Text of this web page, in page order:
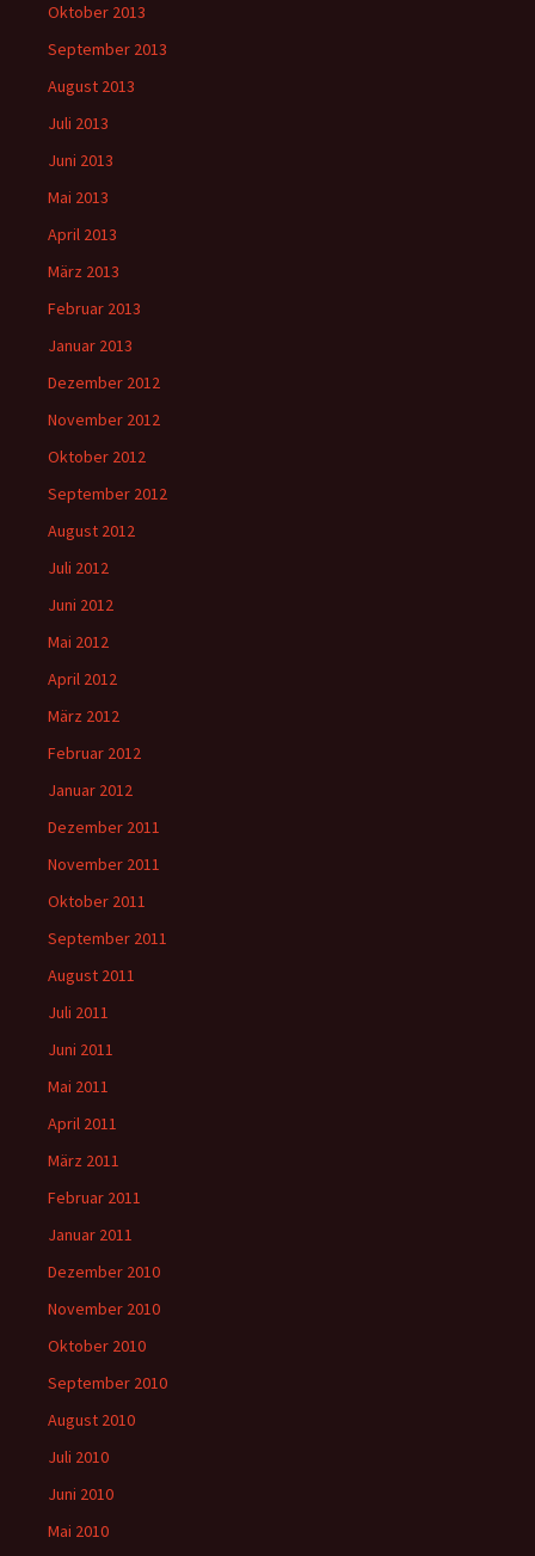
Oktober 2013
September 2013
August 2013
Juli 2013
Juni 2013
Mai 2013
April 2013
März 2013
Februar 2013
Januar 2013
Dezember 2012
November 2012
Oktober 2012
September 2012
August 2012
Juli 2012
Juni 2012
Mai 2012
April 2012
März 2012
Februar 2012
Januar 2012
Dezember 2011
November 2011
Oktober 2011
September 2011
August 2011
Juli 2011
Juni 2011
Mai 2011
April 2011
März 2011
Februar 2011
Januar 2011
Dezember 2010
November 2010
Oktober 2010
September 2010
August 2010
Juli 2010
Juni 2010
Mai 2010